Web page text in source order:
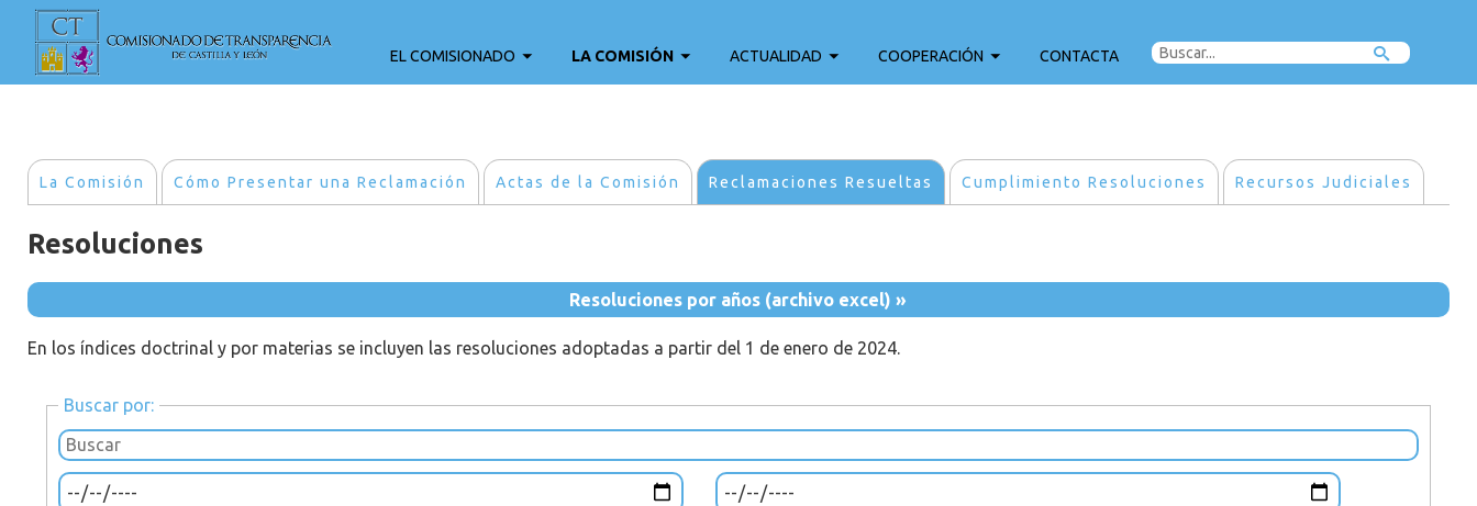
EL COMISIONADO LA COMISIÓN ACTUALIDAD COOPERACIÓN CONTACTA
La Comisión Cómo Presentar una Reclamación Actas de la Comisión Reclamaciones Resueltas Cumplimiento Resoluciones Recursos Judiciales
Resoluciones
Resoluciones por años (archivo excel) »
En los índices doctrinal y por materias se incluyen las resoluciones adoptadas a partir del 1 de enero de 2024.
Buscar por: